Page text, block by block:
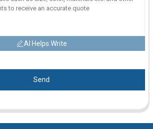
AI Helps Write
Send